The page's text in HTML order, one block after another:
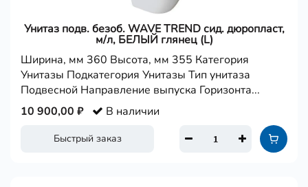
Унитаз подв. безоб. WAVE TREND сид. дюропласт,
м/л, БЕЛЫЙ глянец (L)
Ширина, мм 360 Высота, мм 355 Категория
Унитазы Подкатегория Унитазы Тип унитаза
Подвесной Направление выпуска Горизонта...
Быстрый заказ
10 900,00 ₽ В наличии